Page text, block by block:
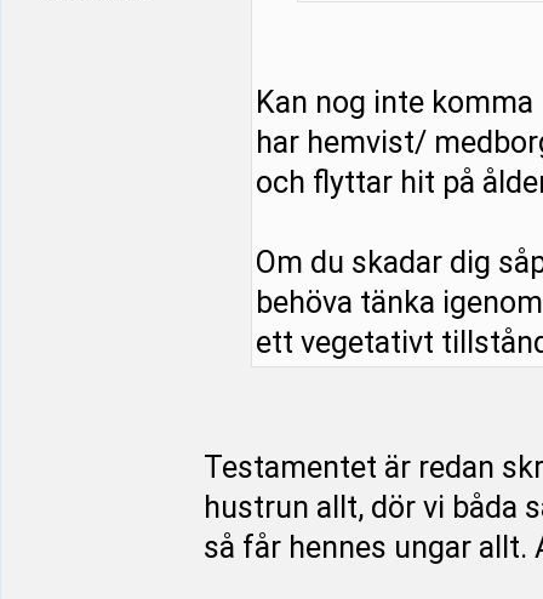
Kan nog inte
har hemvist/
och flyttar hit på
Om du skadar dig
behöva tänka
ett vegetativt
Testamentet är redan
hustrun allt, dör vi båda
så får hennes ungar